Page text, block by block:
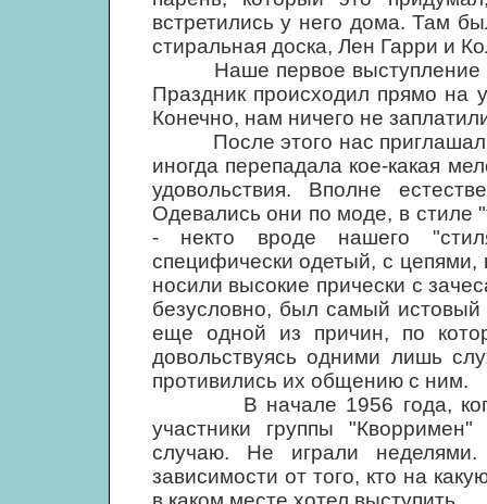
встретились у него дома. Там
стиральная доска, Лен Гарри и
Наше первое выступление
Праздник происходил прямо на
Конечно, нам ничего не
После этого нас приглашали
иногда перепадала кое-какая
удовольствия. Вполне
Одевались они по моде, в стиле
- некто вроде нашего
специфически одетый, с цепями,
носили высокие прически с
безусловно, был самый
еще одной из причин, по
довольствуясь одними лишь
противились их общению с ним.
В начале 1956 года, когда
участники группы
случаю. Не играли
зависимости от того, кто на